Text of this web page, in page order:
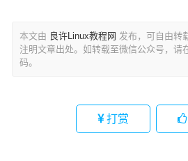
本文由 良许Linux教程网 发布，可自由转
注明文章出处。如转载至微信公众号，请
码。
打赏